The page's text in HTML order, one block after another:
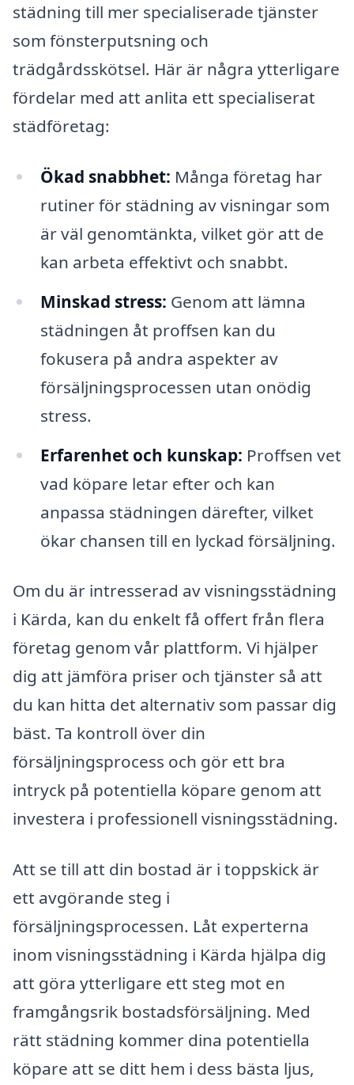
städning till mer specialiserade tjänster
som fönsterputsning och
trädgårdsskötsel. Här är några ytterligare
fördelar med att anlita ett specialiserat
städföretag:
Ökad snabbhet: Många företag har
rutiner för städning av visningar som
är väl genomtänkta, vilket gör att de
kan arbeta effektivt och snabbt.
Minskad stress: Genom att lämna
städningen åt proffsen kan du
fokusera på andra aspekter av
försäljningsprocessen utan onödig
stress.
Erfarenhet och kunskap: Proffsen vet
vad köpare letar efter och kan
anpassa städningen därefter, vilket
ökar chansen till en lyckad försäljning.
Om du är intresserad av visningsstädning
i Kärda, kan du enkelt få offert från flera
företag genom vår plattform. Vi hjälper
dig att jämföra priser och tjänster så att
du kan hitta det alternativ som passar dig
bäst. Ta kontroll över din
försäljningsprocess och gör ett bra
intryck på potentiella köpare genom att
investera i professionell visningsstädning.
Att se till att din bostad är i toppskick är
ett avgörande steg i
försäljningsprocessen. Låt experterna
inom visningsstädning i Kärda hjälpa dig
att göra ytterligare ett steg mot en
framgångsrik bostadsförsäljning. Med
rätt städning kommer dina potentiella
köpare att se ditt hem i dess bästa ljus,